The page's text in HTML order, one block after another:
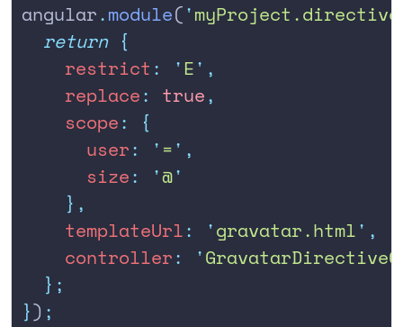
angular.module('
  return
{
    restrict
: ' E' ,
    replace
: true,
    scope
:
{
      user
: ' =' ,
      size
: '@'
    },
    templateUrl
: 'gravatar.html' ,
    controller
: '
  };
}) ;